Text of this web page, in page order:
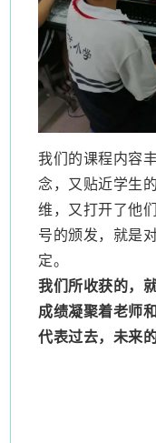
我们的课程内容
念，又贴近学生
维，又打开了他
号的颁发，就是
定。
我们所收获的，
成绩凝聚着老师
代表过去，未来